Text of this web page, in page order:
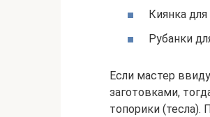
Киянка
Рубанки
Если мастер
заготовками,
топорики (тесла).